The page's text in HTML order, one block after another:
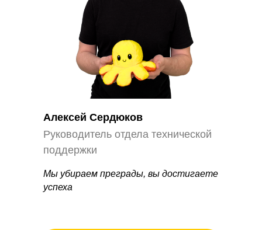
Алексей Сердюков
Руководитель отдела технической
поддержки
Мы убираем преграды, вы достигаете
успеха